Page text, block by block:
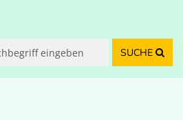
SUCHE